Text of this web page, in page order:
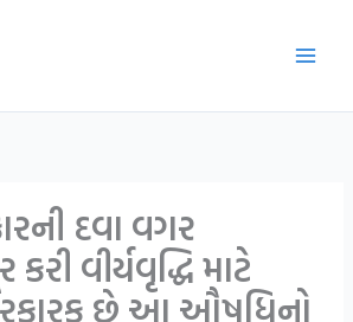
દવા વગર
વીર્યવૃદ્ધિ માટે
છે આ ઔષધિનો